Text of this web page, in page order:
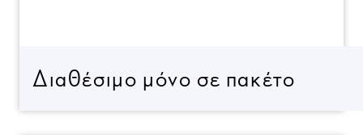
Διαθέσιμο μόνο σε πακέτο